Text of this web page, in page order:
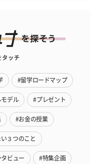
タッチ
#留学ロードマップ
モデル #プレゼント
#お金の授業
３つのこと
ビュー #特集企画